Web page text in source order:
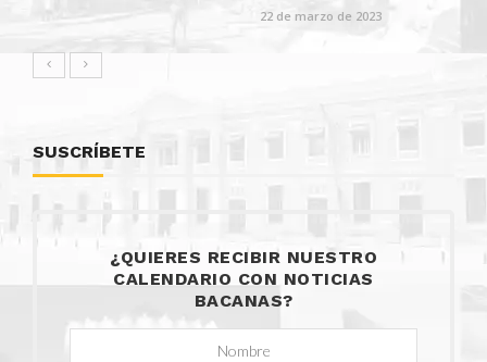
22 de marzo de 2023
SUSCRÍBETE
¿QUIERES RECIBIR NUESTRO
CALENDARIO CON NOTICIAS
BACANAS?